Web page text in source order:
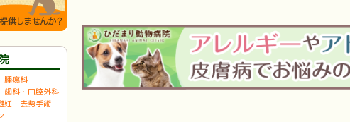
腫瘍科
歯科・口腔外科
妊・去勢手術